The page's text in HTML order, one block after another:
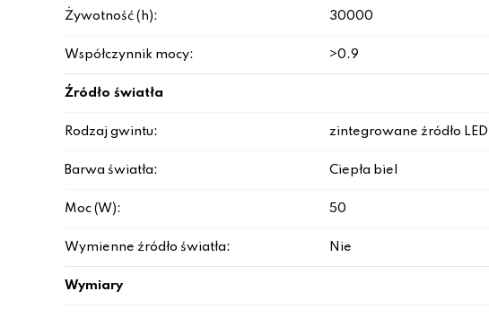
Żywotność (h): 30000
Współczynnik mocy: >0.9
Źródło światła
Rodzaj gwintu: zintegrowane źródło LED
Barwa światła: Ciepła biel
Moc (W): 50
Wymienne źródło światła: Nie
Wymiary